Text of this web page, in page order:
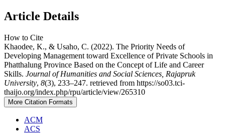
Article Details
How to Cite
Khaodee, K., & Usaho, C. (2022). The Priority Needs of
Developing Management toward Excellence of Private Schools in
Phatthalung Province Based on the Concept of Life and Career
Skills. Journal of Humanities and Social Sciences, Rajapruk
University, 8(3), 233–247. retrieved from https://so03.tci-
thaijo.org/index.php/rpu/article/view/265310
More Citation Formats
ACM
ACS